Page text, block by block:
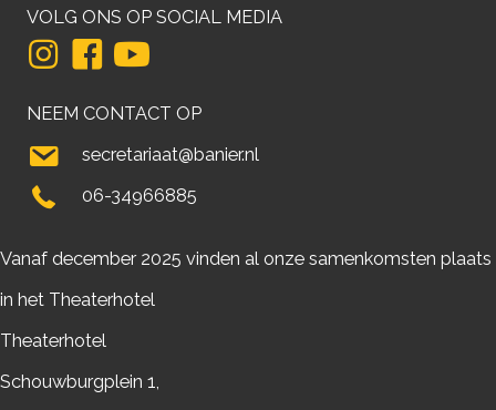
VOLG ONS OP SOCIAL MEDIA
NEEM CONTACT OP
secretariaat@banier.nl
06-34966885
Vanaf december 2025 vinden al onze samenkomsten plaats
in het Theaterhotel
Theaterhotel
Schouwburgplein 1,